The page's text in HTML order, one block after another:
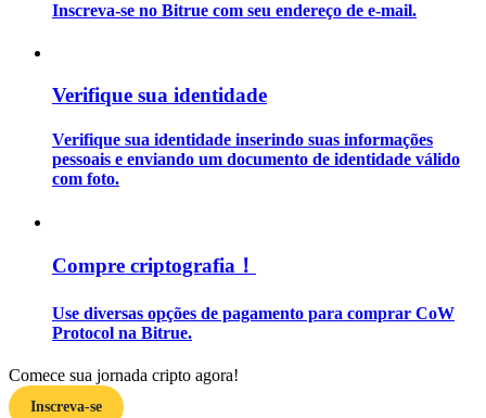
Guia para iniciantes em futuros
Aprenda como se manter lucrativo
Inscreva-se no Bitrue com seu endereço de e-mail.
Verifique sua identidade
Verifique sua identidade inserindo suas informações
pessoais e enviando um documento de identidade válido
com foto.
Compre criptografia！
Use diversas opções de pagamento para comprar CoW
Protocol na Bitrue.
Comece sua jornada cripto agora!
Inscreva-se